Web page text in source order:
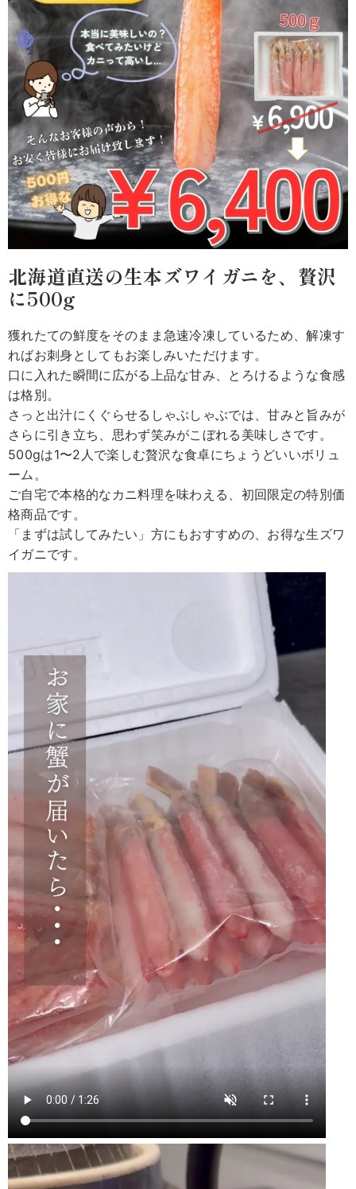
北海道直送の生本ズワイガニを、贅沢
に500g
獲れたての鮮度をそのまま急速冷凍しているため、解凍す
ればお刺身としてもお楽しみいただけます。
口に入れた瞬間に広がる上品な甘み、とろけるような食感
は格別。
さっと出汁にくぐらせるしゃぶしゃぶでは、甘みと旨みが
さらに引き立ち、思わず笑みがこぼれる美味しさです。
500gは1〜2人で楽しむ贅沢な食卓にちょうどいいボリュ
ーム。
ご自宅で本格的なカニ料理を味わえる、初回限定の特別価
格商品です。
「まずは試してみたい」方にもおすすめの、お得な生ズワ
イガニです。